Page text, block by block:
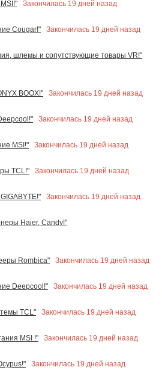
Закончилась 19 дней назад
Cougar!"
Закончилась 19 дней назад
шлемы и сопутствующие товары VR!"
BOOX!"
Закончилась 19 дней назад
Закончилась 19 дней назад
MSI!"
Закончилась 19 дней назад
TCL!"
Закончилась 19 дней назад
Закончилась 19 дней назад
Haier, Candy!"
Rombica"
Закончилась 19 дней назад
Deepcool!"
Закончилась 19 дней назад
TCL"
Закончилась 19 дней назад
MSI !"
Закончилась 19 дней назад
Закончилась 19 дней назад